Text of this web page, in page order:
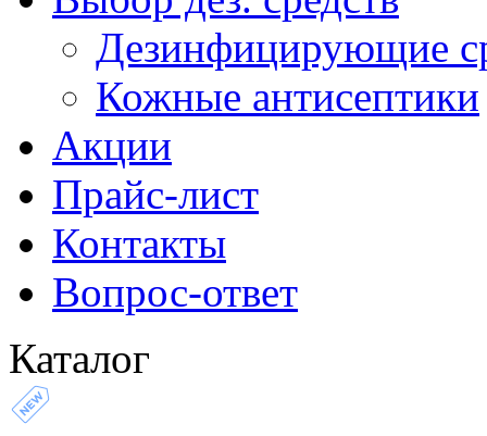
Дезинфицирующие
Кожные антисептики
Акции
Прайс-лист
Контакты
Вопрос-ответ
Каталог